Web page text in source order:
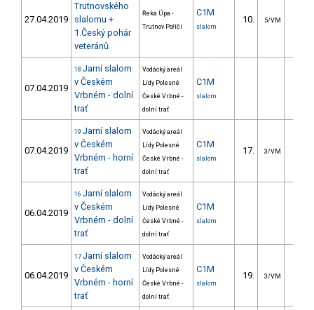
27.04.2019
Trutnovského
slalomu +
1.Český pohár
veteránů
Řeka Úpa -
Trutnov Poříčí
C1M
slalom
10. 5/VM
07.04.2019
18 Jarní slalom
v Českém
Vrbném - dolní
trať
Vodácký areál
Lídy Polesné
České Vrbné -
dolní trať
C1M
slalom
07.04.2019
19 Jarní slalom
v Českém
Vrbném - horní
trať
Vodácký areál
Lídy Polesné
České Vrbné -
dolní trať
C1M
slalom
17. 3/VM
06.04.2019
16 Jarní slalom
v Českém
Vrbném - dolní
trať
Vodácký areál
Lídy Polesné
České Vrbné -
dolní trať
C1M
slalom
06.04.2019
17 Jarní slalom
v Českém
Vrbném - horní
trať
Vodácký areál
Lídy Polesné
České Vrbné -
dolní trať
C1M
slalom
19. 3/VM